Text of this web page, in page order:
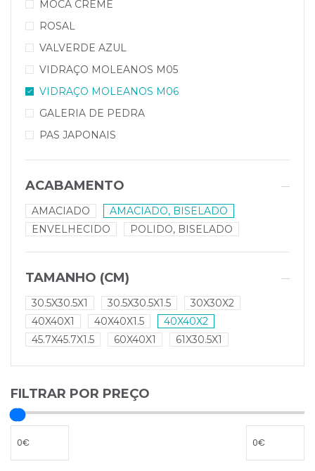
MOCA CREME
ROSAL
VALVERDE AZUL
VIDRAÇO MOLEANOS M05
VIDRAÇO MOLEANOS M06
GALERIA DE PEDRA
PAS JAPONAIS
ACABAMENTO
AMACIADO
AMACIADO, BISELADO
ENVELHECIDO
POLIDO, BISELADO
TAMANHO (CM)
30.5X30.5X1 30.5X30.5X1.5
30X30X2
40X40X1
40X40X1.5
40X40X2
45.7X45.7X1.5
60X40X1 61X30.5X1
FILTRAR POR PREÇO